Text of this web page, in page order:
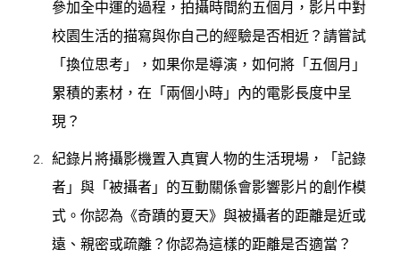
參加全中運的過程，拍攝時間約五個月，影片中對
校園生活的描寫與你自己的經驗是否相近？請嘗試
「換位思考」，如果你是導演，如何將「五個月」
累積的素材，在「兩個小時」內的電影長度中呈
現？
紀錄片將攝影機置入真實人物的生活現場，「記錄
者」與「被攝者」的互動關係會影響影片的創作模
式。你認為《奇蹟的夏天》與被攝者的距離是近或
遠、親密或疏離？你認為這樣的距離是否適當？